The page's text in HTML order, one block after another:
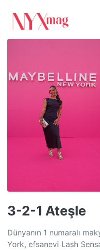
3-2-1 Ateşle
Dünyanın 1 numaralı
York, efsanevi Lash